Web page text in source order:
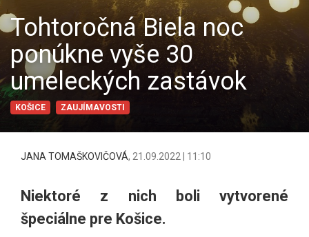
Tohtoročná Biela noc
ponúkne vyše 30
umeleckých zastávok
KOŠICE ZAUJÍMAVOSTI
JANA TOMAŠKOVIČOVÁ, 21.09.2022 | 11:10
Niektoré z nich boli vytvorené
špeciálne pre Košice.